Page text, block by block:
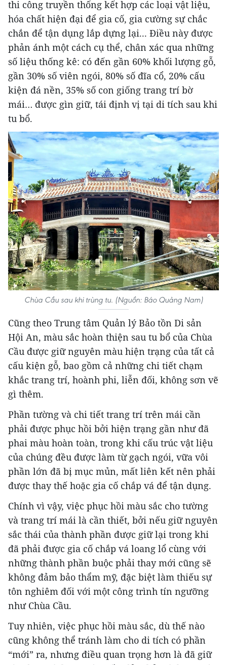
thi công truyền thống kết hợp các loại vật liệu,
hóa chất hiện đại để gia cố, gia cường sự chắc
chắn để tận dụng lắp dựng lại... Điều này được
phản ánh một cách cụ thể, chân xác qua những
số liệu thống kê: có đến gần 60% khối lượng gỗ,
gần 30% số viên ngói, 80% số đĩa cổ, 20% cấu
kiện đá nền, 35% số con giống trang trí bờ
mái… được gìn giữ, tái định vị tại di tích sau khi
tu bổ.
Chùa Cầu sau khi trùng tu. (Nguồn: Báo Quảng Nam)
Cũng theo Trung tâm Quản lý Bảo tồn Di sản
Hội An, màu sắc hoàn thiện sau tu bổ của Chùa
Cầu được giữ nguyên màu hiện trạng của tất cả
cấu kiện gỗ, bao gồm cả những chi tiết chạm
khắc trang trí, hoành phi, liễn đối, không sơn vẽ
gì thêm.
Phần tường và chi tiết trang trí trên mái cần
phải được phục hồi bởi hiện trạng gần như đã
phai màu hoàn toàn, trong khi cấu trúc vật liệu
của chúng đều được làm từ gạch ngói, vữa vôi
phần lớn đã bị mục mủn, mất liên kết nên phải
được thay thế hoặc gia cố chắp vá để tận dụng.
Chính vì vậy, việc phục hồi màu sắc cho tường
và trang trí mái là cần thiết, bởi nếu giữ nguyên
sắc thái của thành phần được giữ lại trong khi
đã phải được gia cố chắp vá loang lổ cùng với
những thành phần buộc phải thay mới cũng sẽ
không đảm bảo thẩm mỹ, đặc biệt làm thiếu sự
tôn nghiêm đối với một công trình tín ngưỡng
như Chùa Cầu.
Tuy nhiên, việc phục hồi màu sắc, dù thế nào
cũng không thể tránh làm cho di tích có phần
“mới” ra, nhưng điều quan trọng hơn là đã giữ